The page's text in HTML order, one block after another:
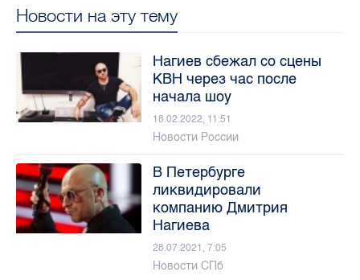
Новости на эту тему
Нагиев сбежал со сцены
КВН через час после
начала шоу
18.02.2022, 11:51
Новости России
В Петербурге
ликвидировали
компанию Дмитрия
Нагиева
28.07.2021, 7:05
Новости СПб